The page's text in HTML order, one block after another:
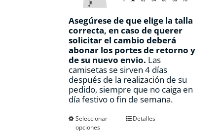
Asegúrese de que elige la talla
correcta, en caso de querer
solicitar el cambio deberá
abonar los portes de retorno y
de su nuevo envio. Las
camisetas se sirven 4 días
después de la realización de su
pedido, siempre que no caiga en
día festivo o fin de semana.
Seleccionar
opciones
EsteDetalles